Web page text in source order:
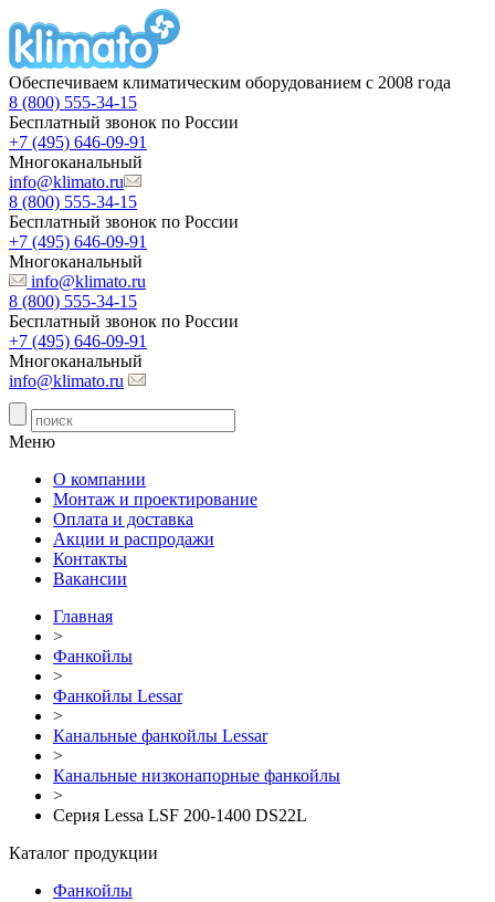
Обеспечиваем климатическим оборудованием с 2008 года
8 (800) 555-34-15
Бесплатный звонок по России
+7 (495) 646-09-91
Многоканальный
info@klimato.ru
8 (800) 555-34-15
Бесплатный звонок по России
+7 (495) 646-09-91
Многоканальный
info@klimato.ru
8 (800) 555-34-15
Бесплатный звонок по России
+7 (495) 646-09-91
Многоканальный
info@klimato.ru
Меню
О компании
Монтаж и проектирование
Оплата и доставка
Акции и распродажи
Контакты
Вакансии
Главная
>
Фанкойлы
>
Фанкойлы Lessar
>
Канальные фанкойлы Lessar
>
Канальные низконапорные фанкойлы
>
Серия Lessa LSF 200-1400 DS22L
Каталог продукции
Фанкойлы